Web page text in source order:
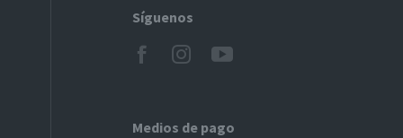
Síguenos
Medios de pago